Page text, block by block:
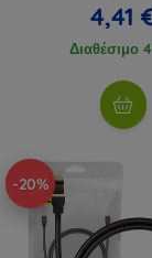
4,41
Διαθέσιμο
-20%